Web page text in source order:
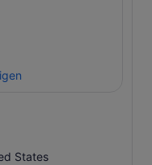
und Getränken.
States